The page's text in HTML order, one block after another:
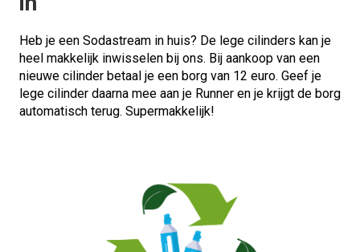
Heb je een Sodastream in huis? De lege cilinders kan je
heel makkelijk inwisselen bij ons. Bij aankoop van een
nieuwe cilinder betaal je een borg van 12 euro. Geef je
lege cilinder daarna mee aan je Runner en je krijgt de borg
automatisch terug. Supermakkelijk!